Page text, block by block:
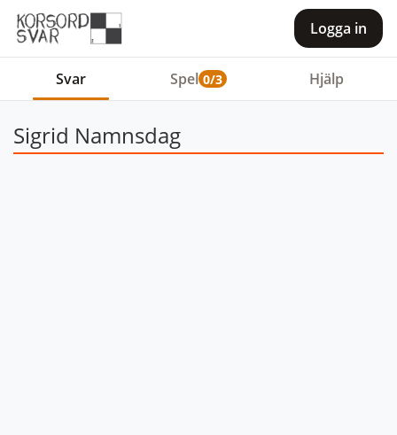
Logga in
Svar Spel 0/3 Hjälp
Sigrid Namnsdag